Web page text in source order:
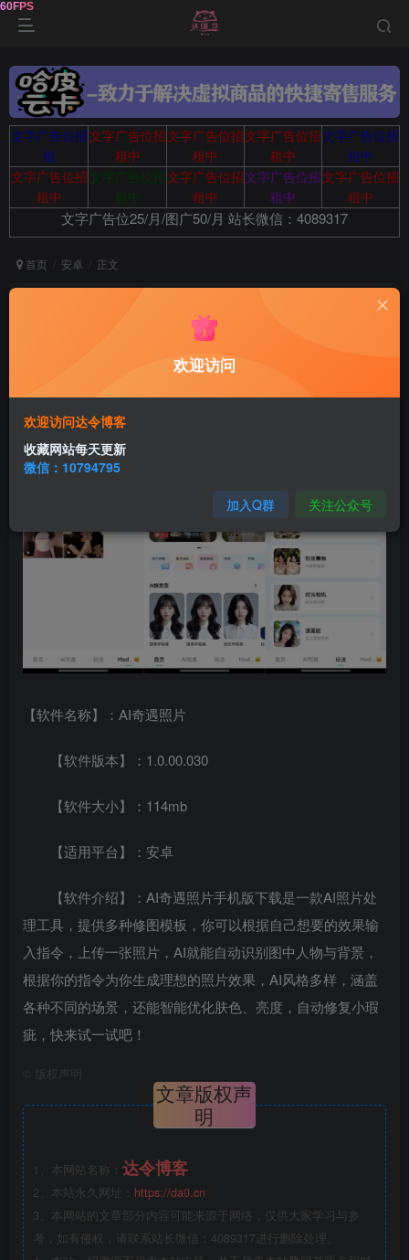
文字广告位招
租
文字广告位招
租中
文字广告位招
租中
文字广告位招
租中
文字广告位招
租中
文字广告位招
租中
文字广告位招
租中
文字广告位招
租中
文字广告位招
租中
文字广告位招
租中
文字广告位25/月/图广50/月 站长微信：4089317
首页 安卓 正文
【软件名称】：AI奇遇照片
【软件版本】：1.0.00.030
【软件大小】：114mb
【适用平台】：安卓
【软件介绍】：AI奇遇照片手机版下载是一款AI照片处
理工具，提供多种修图模板，你可以根据自己想要的效果输
入指令，上传一张照片，AI就能自动识别图中人物与背景，
根据你的指令为你生成理想的照片效果，AI风格多样，涵盖
各种不同的场景，还能智能优化肤色、亮度，自动修复小瑕
疵，快来试一试吧！
版权声明
文章版权声
明
1、本网站名称： 达令博客
2、本站永久网址： https://da0.cn
3、本网站的文章部分内容可能来源于网络，仅供大家学习与参
考，如有侵权，请联系站长微信：4089317进行删除处理。
欢迎访问
欢迎访问达令博客
收藏网站每天更新
微信：10794795
加入Q群 关注公众号